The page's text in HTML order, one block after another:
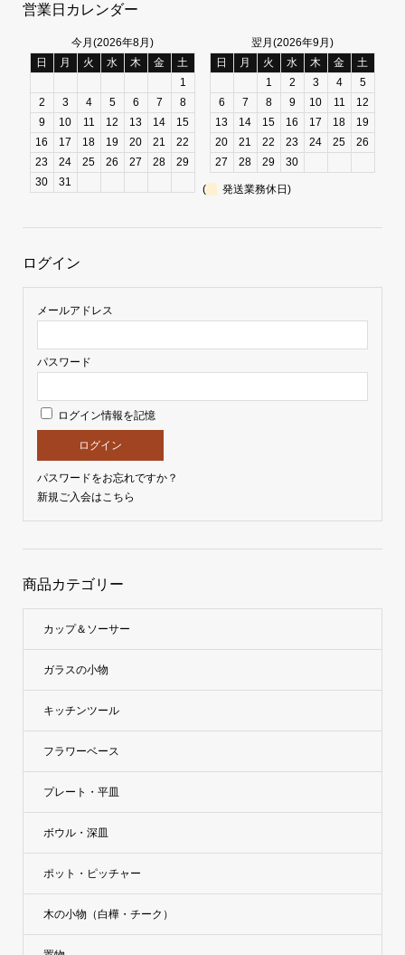
営業日カレンダー
今月(2026年8月)
日
月 火 水 木 金
土
1
2
3 4 5 6 7
8
9
10 11 12 13 14
15
16
17 18 19 20 21
22
23
24 25 26 27 28
29
30
31
翌月(2026年9月)
日
月 火 水 木 金
土
1
2 3 4
5
6
7 8 9 10 11
12
13
14 15 16 17 18
19
20
21 22 23 24 25
26
27
28 29 30
( 発送業務休日)
ログイン
メールアドレス
パスワード
ログイン情報を記憶
パスワードをお忘れですか？
新規ご入会はこちら
商品カテゴリー
カップ＆ソーサー
ガラスの小物
キッチンツール
フラワーベース
プレート・平皿
ボウル・深皿
ポット・ピッチャー
木の小物（白樺・チーク）